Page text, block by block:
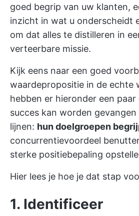
goed begrip van uw klanten,
inzicht in wat u onderscheidt
om dat alles te distilleren in
verteerbare missie.
Kijk eens naar een goed
waardepropositie in de echte
hebben er hieronder een paar
succes kan worden
lijnen: hun doelgroepen
concurrentievoordeel
sterke positiebepaling
Hier lees je hoe je dat stap
1. Identificeer